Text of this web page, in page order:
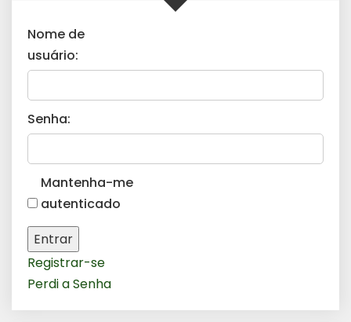
Nome de
usuário:
Senha:
Mantenha-me
autenticado
Entrar
Registrar-se
Perdi a Senha